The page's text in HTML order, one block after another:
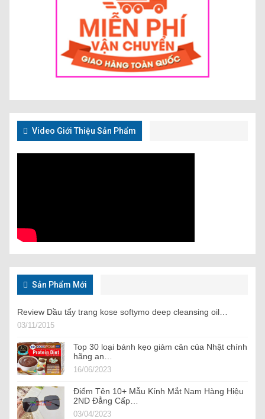
Video Giới Thiệu Sản Phẩm
Sản Phẩm Mới
Review Dầu tẩy trang kose softymo deep cleansing oil…
03/11/2015
Top 30 loại bánh kẹo giảm cân của Nhật chính
hãng an…
16/06/2023
Điểm Tên 10+ Mẫu Kính Mắt Nam Hàng Hiệu
2ND Đẳng Cấp…
03/04/2023